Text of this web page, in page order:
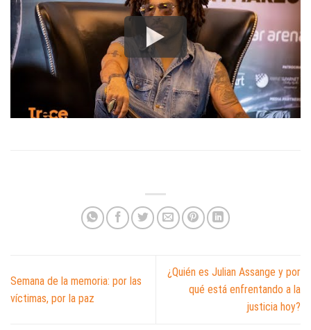
Semana de la memoria: por las
víctimas, por la paz
¿Quién es Julian Assange y por
qué está enfrentando a la
justicia hoy?